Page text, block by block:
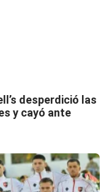
desperdició las
y cayó ante